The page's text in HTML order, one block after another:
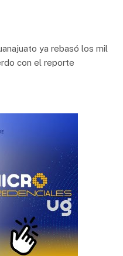
ya rebasó los mil
con el reporte